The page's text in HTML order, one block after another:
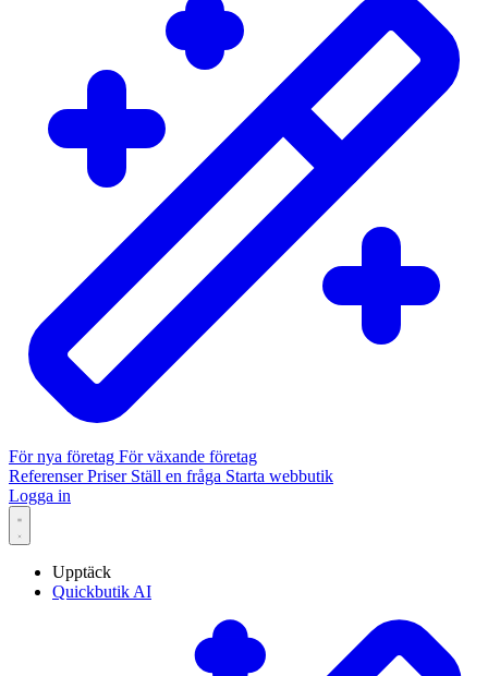
För nya företag För växande företag
ReferenserPriser Ställ en fråga Starta webbutik
Logga in
Upptäck
Quickbutik AI